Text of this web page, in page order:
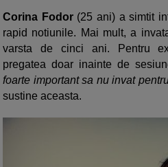
Corina Fodor (25 ani) a simtit
rapid notiunile. Mai mult, a
varsta de cinci ani. Pentru
pregatea doar inainte de
foarte important sa nu invat
sustine aceasta.